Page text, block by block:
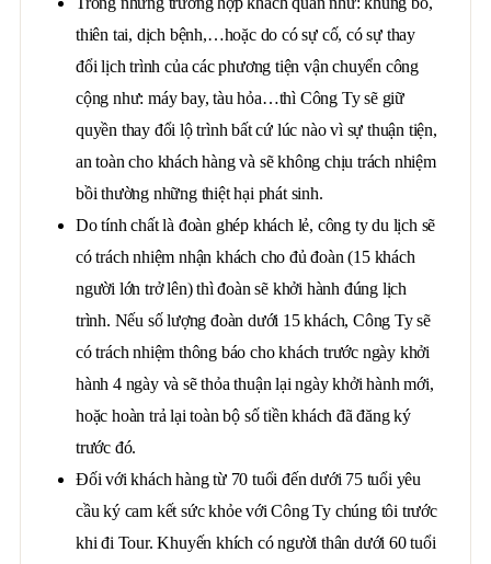
thiên tai, dịch bệnh,…hoặc do có sự cố, có sự thay
đổi lịch trình của các phương tiện vận chuyển công
cộng như: máy bay, tàu hỏa…thì Công Ty sẽ giữ
quyền thay đổi lộ trình bất cứ lúc nào vì sự thuận tiện,
an toàn cho khách hàng và sẽ không chịu trách nhiệm
bồi thường những thiệt hại phát sinh.
Do tính chất là đoàn ghép khách lẻ, công ty du lịch sẽ
có trách nhiệm nhận khách cho đủ đoàn (15 khách
người lớn trở lên) thì đoàn sẽ khởi hành đúng lịch
trình. Nếu số lượng đoàn dưới 15 khách, Công Ty sẽ
có trách nhiệm thông báo cho khách trước ngày khởi
hành 4 ngày và sẽ thỏa thuận lại ngày khởi hành mới,
hoặc hoàn trả lại toàn bộ số tiền khách đã đăng ký
trước đó.
Đối với khách hàng từ 70 tuổi đến dưới 75 tuổi yêu
cầu ký cam kết sức khỏe với Công Ty chúng tôi trước
khi đi Tour. Khuyến khích có người thân dưới 60 tuổi